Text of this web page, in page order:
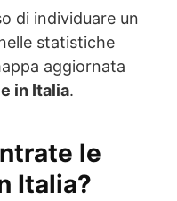
di individuare un
statistiche
aggiornata
in Italia.
le
Italia?